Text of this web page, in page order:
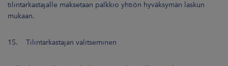
tilintarkastajalle maksetaan palkkio yhtiön hyväksymän laskun
mukaan.
15. Tilintarkastajan valitseminen